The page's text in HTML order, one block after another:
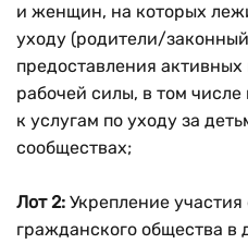
и женщин, на которых
уходу (родители/
предоставления
рабочей силы, в том
к услугам по уходу за
сообществах;
Лот 2: Укрепление
гражданского общества в